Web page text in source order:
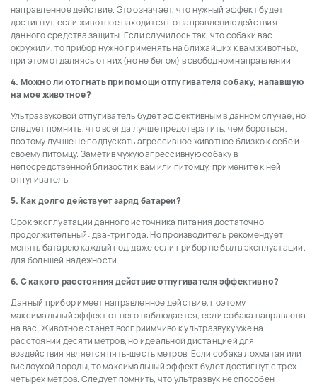
направленное действие. Это означает, что нужный эффект будет
достигнут, если животное находится по направлению действия
данного средства защиты. Если случилось так, что собаки вас
окружили, то прибор нужно применять на ближайших к вам животных,
при этом отдаляясь от них (но не бегом) в свободном направлении.
4. Можно ли отогнать при помощи отпугивателя собаку, напавшую
на мое животное?
Ультразвуковой отпугиватель будет эффективным в данном случае, но
следует помнить, что всегда лучше предотвратить, чем бороться,
поэтому лучше не подпускать агрессивное животное близко к себе и
своему питомцу. Заметив чужую агрессивную собаку в
непосредственной близости к вам или питомцу, примените к ней
отпугиватель.
5. Как долго действует заряд батареи?
Срок эксплуатации данного источника питания достаточно
продолжительный: два-три года. Но производитель рекомендует
менять батарею каждый год, даже если прибор не был в эксплуатации,
для большей надежности.
6. С какого расстояния действие отпугивателя эффективно?
Данный прибор имеет направленное действие, поэтому
максимальный эффект от него наблюдается, если собака направлена
на вас. Животное станет восприимчиво к ультразвуку уже на
расстоянии десяти метров, но идеальной дистанцией для
воздействия является пять-шесть метров. Если собака лохматая или
вислоухой породы, то максимальный эффект будет достигнут с трех-
четырех метров. Следует помнить, что ультразвук не способен